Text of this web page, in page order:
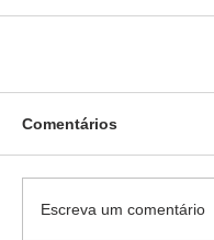
Comentários
Escreva um comentário